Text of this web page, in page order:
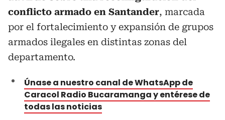
conflicto armado en Santander, marcada
por el fortalecimiento y expansión de grupos
armados ilegales en distintas zonas del
departamento.
Únase a nuestro canal de WhatsApp de
Caracol Radio Bucaramanga y entérese de
todas las noticias